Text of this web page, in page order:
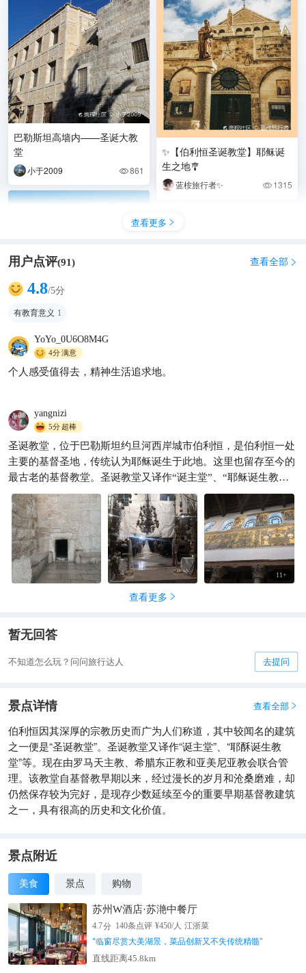
巴勒斯坦高墙内——圣诞大教
堂
小于2009 861
圣地耶城5日全攻略✨
✨【伯利恒圣诞教堂】耶稣诞
生之地🎐
蓝桉旅行者✨  1315
查看更多 
用户点评(91) 查看全部 
4.8/5分
有教育意义 1
YoYo_0U6O8M4G
4分满意
个人感受值得去，精神生活追求地。
yangnizi
5分超棒
圣诞教堂，位于巴勒斯坦约旦河西岸城市伯利恒，是伯利恒一处
主要的基督圣地，传统认为耶稣诞生于此地。这里也留存至今的
最古老的基督教堂。圣诞教堂又译作“诞主堂”、“耶稣诞生教
堂”等。现在由罗马天主教、希腊东正教和亚美尼亚教会联合管
理。2012年，被列入世界文化遗产名录，这是联合国教育、科学
及文化组织新成员巴勒斯坦首次成功“申遗”。
11+
查看更多 
暂无回答
不知道怎么玩？问问旅行达人 去提问
景点详情 查看全部 
伯利恒因其深厚的宗教历史而广为人们称道，其中较闻名的建筑
之一便是“圣诞教堂”。圣诞教堂又译作“诞主堂”、“耶酥诞生教
堂”等。现在由罗马天主教、希腊东正教和亚美尼亚教会联合管
理。该教堂自基督教早期以来，经过漫长的岁月和沧桑磨难，却
仍然保存较为完好，是现存少数延续至今的重要早期基督教建筑
之一，具有很高的历史和文化价值。
景点附近
美食 景点 购物
苏州W酒店·苏滟中餐厅
4.7分 140条点评 ¥450/人 江浙菜
"临窗尽赏大美湖景，菜品创新又不失传统精髓"
直线距离45.8km